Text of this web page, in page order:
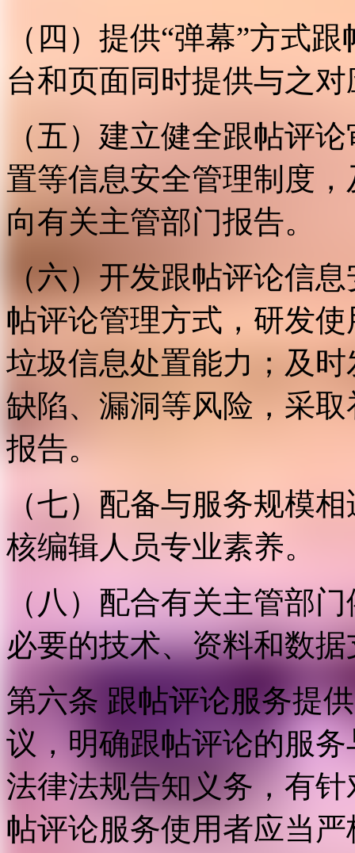
（四）提供“弹幕”方式
台和页面同时提供与之
（五）建立健全跟帖评
置等信息安全管理制度
向有关主管部门报告。
（六）开发跟帖评论信
帖评论管理方式，研发
垃圾信息处置能力；及
缺陷、漏洞等风险，采
报告。
（七）配备与服务规模
核编辑人员专业素养。
（八）配合有关主管部
必要的技术、资料和数
第六条 跟帖评论服务提
议，明确跟帖评论的服
法律法规告知义务，有
帖评论服务使用者应当